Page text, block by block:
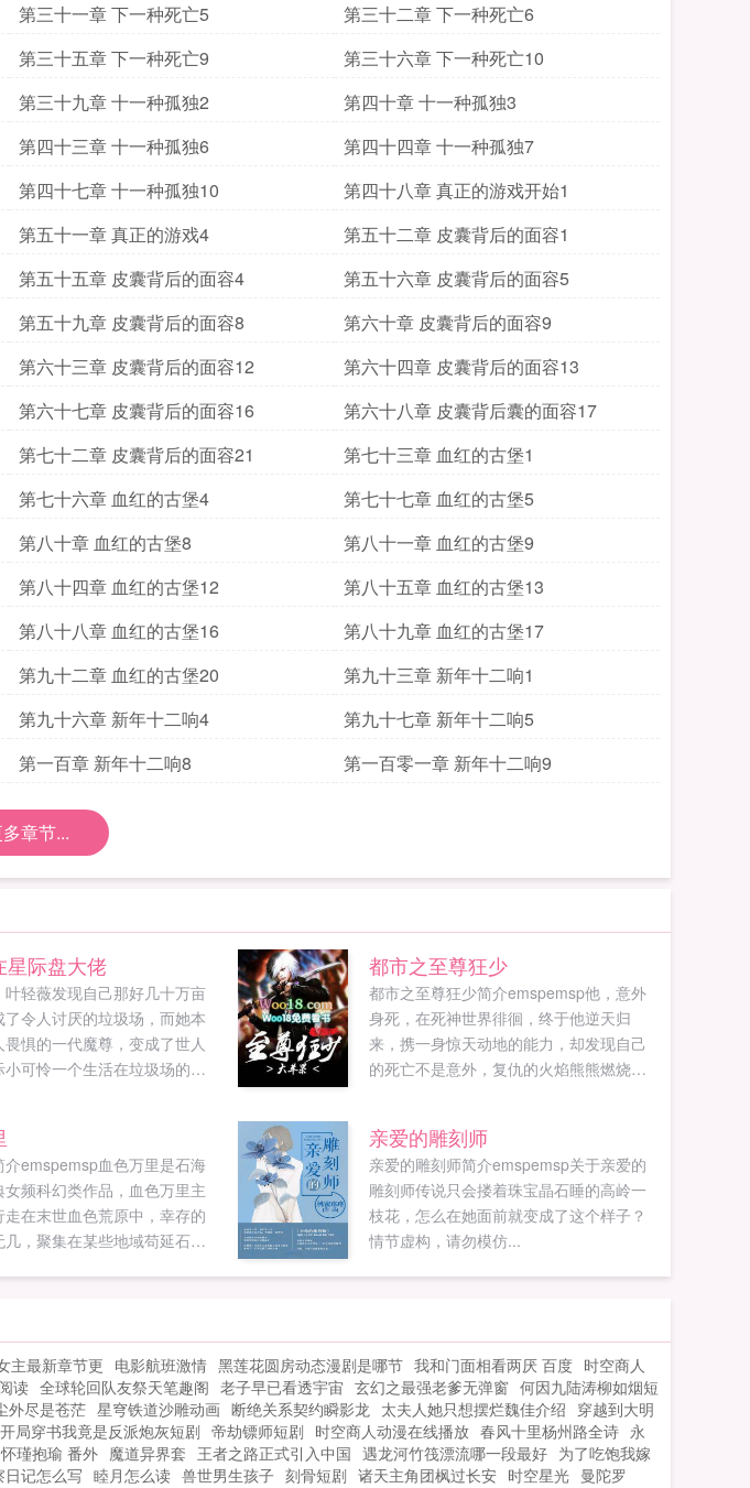
第三十一章 下一种死亡5
第三十二章 下一种死亡6
第三十五章 下一种死亡9
第三十六章 下一种死亡10
第三十九章 十一种孤独2
第四十章 十一种孤独3
第四十三章 十一种孤独6
第四十四章 十一种孤独7
第四十七章 十一种孤独10
第四十八章 真正的游戏开始1
第五十一章 真正的游戏4
第五十二章 皮囊背后的面容1
第五十五章 皮囊背后的面容4
第五十六章 皮囊背后的面容5
第五十九章 皮囊背后的面容8
第六十章 皮囊背后的面容9
第六十三章 皮囊背后的面容12
第六十四章 皮囊背后的面容13
第六十七章 皮囊背后的面容16
第六十八章 皮囊背后囊的面容17
第七十二章 皮囊背后的面容21
第七十三章 血红的古堡1
第七十六章 血红的古堡4
第七十七章 血红的古堡5
第八十章 血红的古堡8
第八十一章 血红的古堡9
第八十四章 血红的古堡12
第八十五章 血红的古堡13
第八十八章 血红的古堡16
第八十九章 血红的古堡17
第九十二章 血红的古堡20
第九十三章 新年十二响1
第九十六章 新年十二响4
第九十七章 新年十二响5
第一百章 新年十二响8 第一百零一章 新年十二响9
章节...
星际盘大佬
叶轻薇发现自己那好几十万亩
了令人讨厌的垃圾场，而她本
畏惧的一代魔尊，变成了世人
小可怜一个生活在垃圾场的小
睡得有多久，你爸爸永远是
果您喜欢女修她在星际盘大
分享给朋友...
都市之至尊狂少
都市之至尊狂少简介emspemsp他，意外
身死，在死神世界徘徊，终于他逆天归
来，携一身惊天动地的能力，却发现自己
的死亡不是意外，复仇的火焰熊熊燃烧，
wоо⒙νiρ...
介emspemsp血色万里是石海
女频科幻类作品，血色万里主
走在末世血色荒原中，幸存的
几，聚集在某些地域苟延石海
亲爱的雕刻师
亲爱的雕刻师简介emspemsp关于亲爱的
雕刻师传说只会搂着珠宝晶石睡的高岭一
枝花，怎么在她面前就变成了这个样子？
情节虚构，请勿模仿...
主最新章节更 电影航班激情 黑莲花圆房动态漫剧是哪节 我和门面相看两厌 百度 时空商人
读 全球轮回队友祭天笔趣阁 老子早已看透宇宙 玄幻之最强老爹无弹窗 何因九陆涛柳如烟短
外尽是苍茫 星穹铁道沙雕动画 断绝关系契约瞬影龙 太夫人她只想摆烂魏佳介绍 穿越到大明
开局穿书我竟是反派炮灰短剧 帝劫镖师短剧 时空商人动漫在线播放 春风十里杨州路全诗 永
怀瑾抱瑜 番外 魔道异界套 王者之路正式引入中国 遇龙河竹筏漂流哪一段最好 为了吃饱我嫁
日记怎么写 睦月怎么读 兽世男生孩子 刻骨短剧 诸天主角团枫过长安 时空星光 曼陀罗